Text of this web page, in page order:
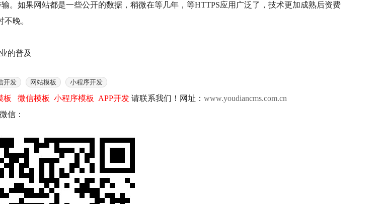
。如果网站都是一些公开的数据，稍微在等几年，等HTTPS应用广泛了，技术更加成熟后资费
晚。
的普及
开发 网站模板 小程序开发
板 微信模板 小程序模板 APP开发 请联系我们！网址： www.youdiancms.com.cn
信：